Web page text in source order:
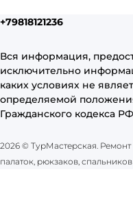
+79818121236
Вся информация,
исключительно
каких условиях не
определяемой
Гражданского кодекса
2026 © ТурМастерская.
палаток, рюкзаков, спальников